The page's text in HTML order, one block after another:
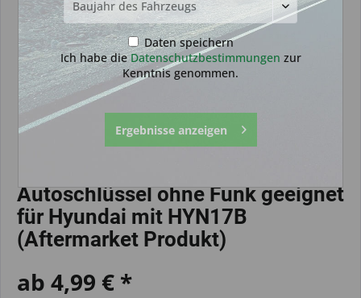
Autoschlüssel ohne Funk geeignet
für Hyundai mit HYN17B
(Aftermarket Produkt)
ab 4,99 € *
Daten speichern
Ich habe dieDatenschutzbestimmungen zur
Kenntnis genommen.
Ergebnisse anzeigen